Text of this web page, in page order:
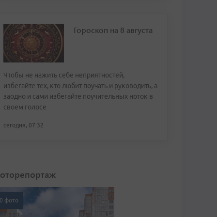
Гороскоп на 8 августа
Чтобы не нажить себе неприятностей,
избегайте тех, кто любит поучать и руководить, а
заодно и сами избегайте поучительных ноток в
своем голосе
сегодня, 07:32
фото